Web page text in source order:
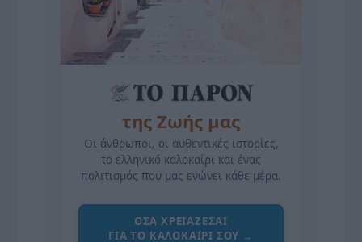
της Ζωής μας
Οι άνθρωποι, οι αυθεντικές ιστορίες,
το ελληνικό καλοκαίρι και ένας
πολιτισμός που μας ενώνει κάθε μέρα.
ΌΣΑ ΧΡΕΙΆΖΕΣΑΙ
ΓΙΑ ΤΟ ΚΑΛΟΚΑΊΡΙ ΣΟΥ →